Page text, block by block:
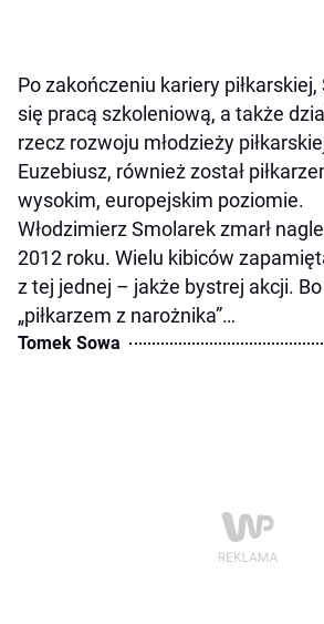
Po zakończeniu kariery piłkarskiej,
się pracą szkoleniową, a także
rzecz rozwoju młodzieży
Euzebiusz, również został
wysokim, europejskim poziomie.
Włodzimierz Smolarek zmarł
2012 roku. Wielu kibiców
z tej jednej – jakże bystrej akcji.
„piłkarzem z narożnika”…
Tomek Sowa